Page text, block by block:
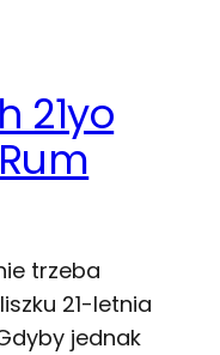
21yo
trzeba
21-letnia
jednak